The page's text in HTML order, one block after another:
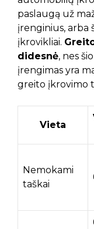
paslaugą už
įrenginius, arba
įkrovikliai.
didesnė, nes
įrengimas yra
greito įkrovimo
Vieta
Nemokami
taškai